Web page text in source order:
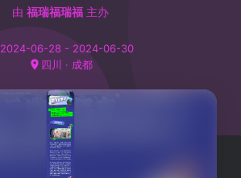
由 福瑞福瑞福 主办
2024-06-28 - 2024-06-30
四川 · 成都